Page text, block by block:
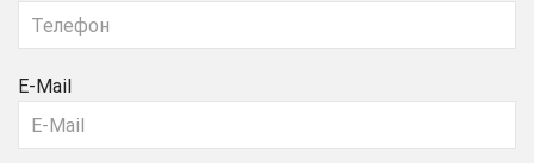
E-Mail